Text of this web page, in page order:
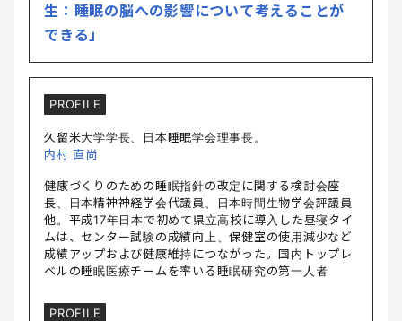
生：睡眠の脳への影響について考えることが
できる」
PROFILE
久留米大学学長、日本睡眠学会理事長。
内村 直尚
健康づくりのための睡眠指針の改定に関する検討会座
長、日本精神神経学会代議員、日本時間生物学会評議員
他。平成17年日本で初めて県立高校に導入した昼寝タイ
ムは、センター試験の成績向上、保健室の使用減少など
成績アップおよび健康維持につながった。国内トップレ
ベルの睡眠医療チームを率いる睡眠研究の第一人者
PROFILE